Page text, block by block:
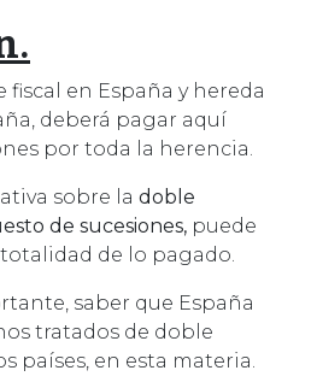
fiscal en España y hereda
deberá pagar aquí
por toda la herencia.
sobre la doble
de sucesiones, puede
de lo pagado.
saber que España
tratados de doble
países, en esta materia.